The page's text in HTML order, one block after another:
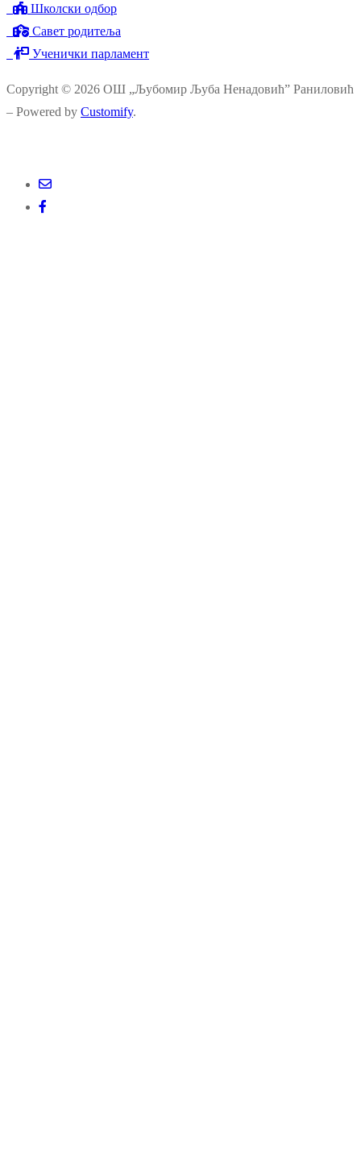
Школски одбор
Савет родитеља
Ученички парламент
Copyright © 2026 ОШ „Љубомир Љуба Ненадовић” Раниловић
– Powered by Customify.